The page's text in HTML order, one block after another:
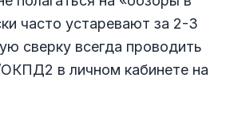
часто устаревают за 2-3
сверку всегда проводить
в личном кабинете на